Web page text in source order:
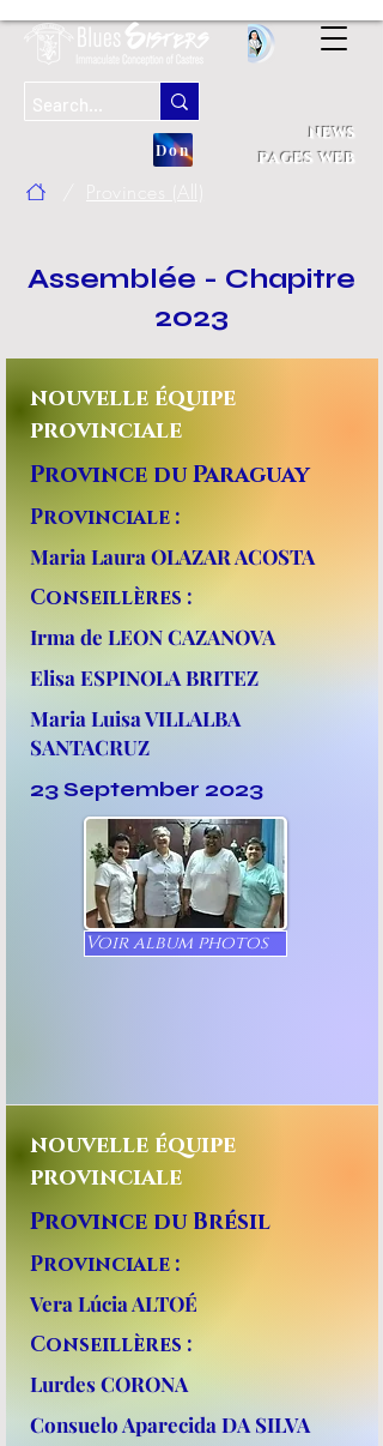
Don
news
pages web
Assemblée - Chapitre
2023
nouvelle équipe
provinciale
Province du Paraguay
Provinciale :
Maria Laura OLAZAR ACOSTA
Conseillères :
Irma de LEON CAZANOVA
Elisa ESPINOLA BRITEZ
Maria Luisa VILLALBA
SANTACRUZ
23 September 2023
Voir album photos
nouvelle équipe
provinciale
Province du Brésil
Provinciale :
Vera Lúcia ALTOÉ
Conseillères :
Lurdes CORONA
Consuelo Aparecida DA SILVA